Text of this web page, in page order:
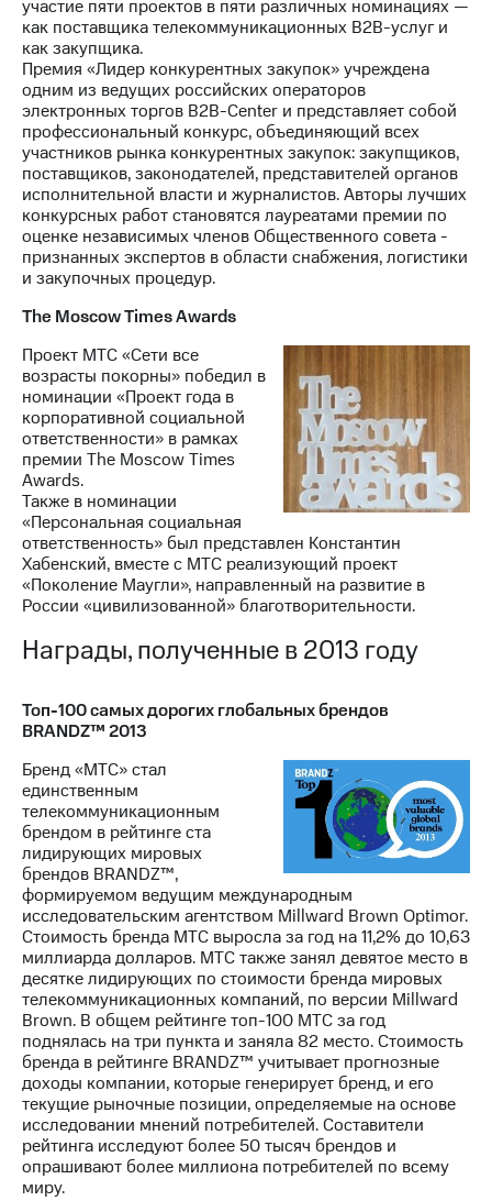
участие пяти проектов в пяти различных номинациях —
как поставщика телекоммуникационных B2B-услуг и
как закупщика.
Премия «Лидер конкурентных закупок» учреждена
одним из ведущих российских операторов
электронных торгов B2B-Center и представляет собой
профессиональный конкурс, объединяющий всех
участников рынка конкурентных закупок: закупщиков,
поставщиков, законодателей, представителей органов
исполнительной власти и журналистов. Авторы лучших
конкурсных работ становятся лауреатами премии по
оценке независимых членов Общественного совета -
признанных экспертов в области снабжения, логистики
и закупочных процедур.
The Moscow Times Awards
Проект МТС «Сети все
возрасты покорны» победил в
номинации «Проект года в
корпоративной социальной
ответственности» в рамках
премии The Moscow Times
Awards.
Также в номинации
«Персональная социальная
ответственность» был представлен Константин
Хабенский, вместе с МТС реализующий проект
«Поколение Маугли», направленный на развитие в
России «цивилизованной» благотворительности.
Награды, полученные в 2013 году
Топ-100 самых дорогих глобальных брендов
BRANDZ™ 2013
Бренд «МТС» стал
единственным
телекоммуникационным
брендом в рейтинге ста
лидирующих мировых
брендов BRANDZ™,
формируемом ведущим международным
исследовательским агентством Millward Brown Optimor.
Стоимость бренда МТС выросла за год на 11,2% до 10,63
миллиарда долларов. МТС также занял девятое место в
десятке лидирующих по стоимости бренда мировых
телекоммуникационных компаний, по версии Millward
Brown. В общем рейтинге топ-100 МТС за год
поднялась на три пункта и заняла 82 место. Стоимость
бренда в рейтинге BRANDZ™ учитывает прогнозные
доходы компании, которые генерирует бренд, и его
текущие рыночные позиции, определяемые на основе
исследовании мнений потребителей. Составители
рейтинга исследуют более 50 тысяч брендов и
опрашивают более миллиона потребителей по всему
миру.